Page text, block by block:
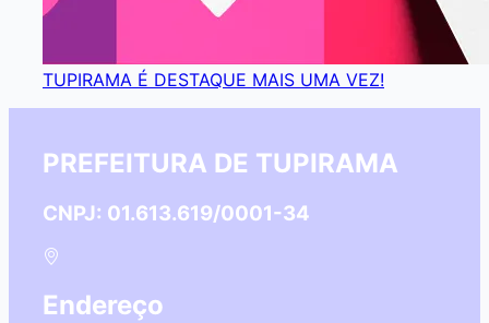
TUPIRAMA É DESTAQUE MAIS UMA VEZ!
PREFEITURA DE TUPIRAMA
CNPJ: 01.613.619/0001-34
Endereço